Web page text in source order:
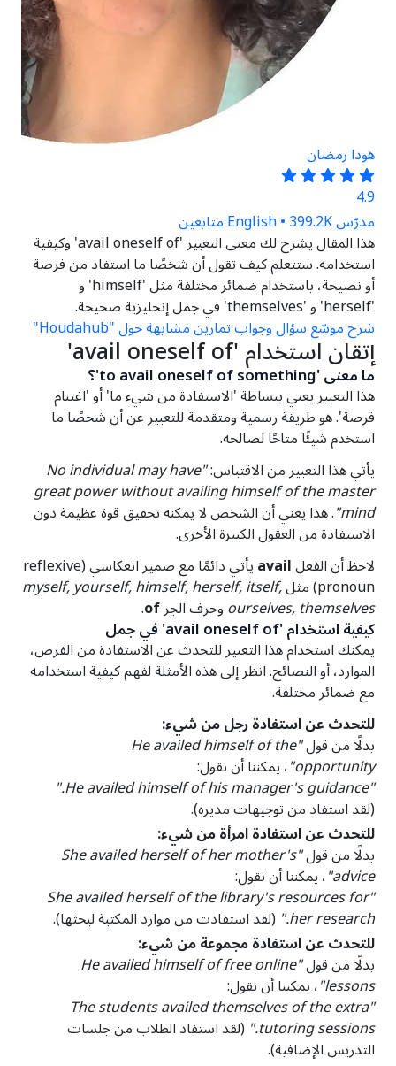
هودا رمضان
4.9
مدرّس English • 399.2K متابعين
هذا المقال يشرح لك معنى التعبير 'avail oneself of' وكيفية
استخدامه. ستتعلم كيف تقول أن شخصًا ما استفاد من فرصة
أو نصيحة، باستخدام ضمائر مختلفة مثل 'himself' و
'herself' و 'themselves' في جمل إنجليزية صحيحة.
شرح موسّعسؤال وجوابتمارين مشابهةحول "Houdahub" إتقان استخدام 'avail oneself of'
ما معنى 'to avail oneself of something'؟
هذا التعبير يعني ببساطة 'الاستفادة من شيء ما' أو 'اغتنام
فرصة'. هو طريقة رسمية ومتقدمة للتعبير عن أن شخصًا ما
استخدم شيئًا متاحًا لصالحه.
يأتي هذا التعبير من الاقتباس: "No individual may have
great power without availing himself of the master
mind" . هذا يعني أن الشخص لا يمكنه تحقيق قوة عظيمة دون
الاستفادة من العقول الكبيرة الأخرى.
لاحظ أن الفعلavail يأتي دائمًا مع ضمير انعكاسي (reflexive
pronoun) مثل myself, yourself, himself, herself, itself,
ourselves, themselvesوحرف الجرof
.
كيفية استخدام 'avail oneself of' في جمل
يمكنك استخدام هذا التعبير للتحدث عن الاستفادة من الفرص،
الموارد، أو النصائح. انظر إلى هذه الأمثلة لفهم كيفية استخدامه
مع ضمائر مختلفة.
للتحدث عن استفادة رجل من شيء:
بدلًا من قول "He availed himself of the
opportunity" ، يمكننا أن نقول:
"He availed himself of his manager's guidance."
(لقد استفاد من توجيهات مديره).
للتحدث عن استفادة امرأة من شيء:
بدلًا من قول "She availed herself of her mother's
advice" ، يمكننا أن نقول:
"She availed herself of the library's resources for
her research." (لقد استفادت من موارد المكتبة لبحثها).
للتحدث عن استفادة مجموعة من شيء:
بدلًا من قول "He availed himself of free online
lessons" ، يمكننا أن نقول:
"The students availed themselves of the extra
tutoring sessions." (لقد استفاد الطلاب من جلسات
التدريس الإضافية).